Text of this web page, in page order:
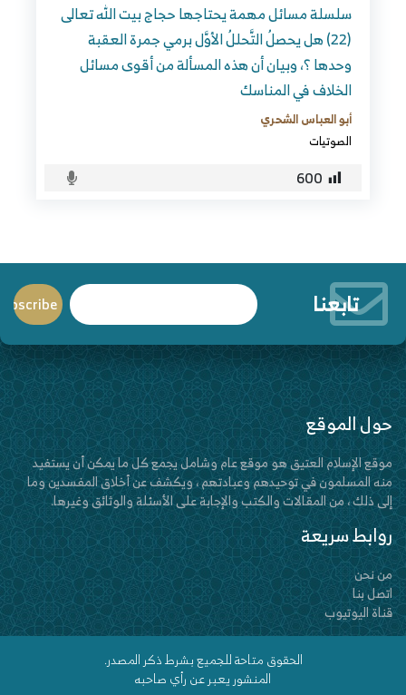
سلسلة مسائل مهمة يحتاجها حجاج بيت الله تعالى
(22) هل يحصلُ التَّحللُ الأوَّل برمي جمرة العقبة
وحدها ؟، وبيان أن هذه المسألة من أقوى مسائل
الخلاف في المناسك
أبو العباس الشحري
الصوتيات
600
تابعنا
حول الموقع
موقع الإسلام العتيق هو موقع عام وشامل يجمع كل ما يمكن أن يستفيد
منه المسلمون في توحيدهم وعبادتهم ، ويكشف عن أخلاق المفسدين وما
إلى ذلك ، من المقالات والكتب والإجابة على الأسئلة والوثائق وغيرها.
روابط سريعة
من نحن
اتصل بنا
قناة اليوتيوب
الحقوق متاحة للجميع بشرط ذكر المصدر.
المنشور يعبر عن رأي صاحبه